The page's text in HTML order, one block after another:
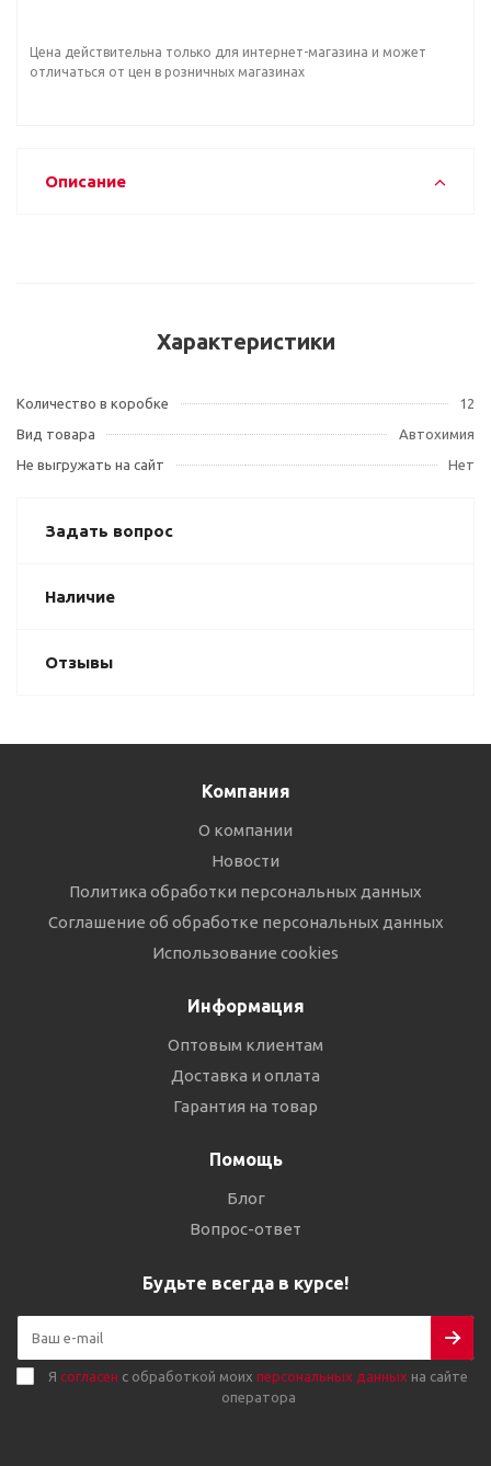
Цена действительна только для интернет-магазина и может
отличаться от цен в розничных магазинах
Описание
Характеристики
Количество в коробке
12
Вид товара
Автохимия
Не выгружать на сайт
Нет
Задать вопрос
Наличие
Отзывы
Компания
О компании
Новости
Политика обработки персональных данных
Соглашение об обработке персональных данных
Использование cookies
Информация
Оптовым клиентам
Доставка и оплата
Гарантия на товар
Помощь
Блог
Вопрос-ответ
Будьте всегда в курсе!
Я согласен с обработкой моих персональных данных на сайте
оператора